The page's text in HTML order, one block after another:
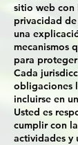
sitio web con
privacidad
una
mecanismos
para
Cada
obligaciones
incluirse en
Usted es
cumplir con
actividades y